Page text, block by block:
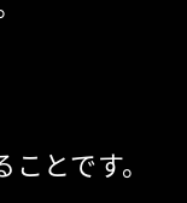
とです。